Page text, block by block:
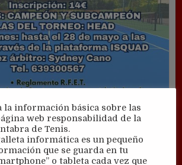
Pielagos, del 1 al 7 de junio en
Arce
la información básica sobre las
web responsabilidad de la
de Tenis.
informática es un pequeño
que se guarda en tu
o tableta cada vez que